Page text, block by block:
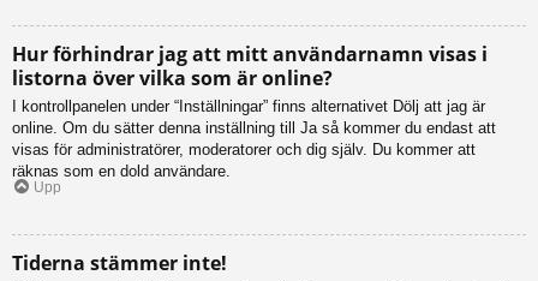
Hur förhindrar jag att mitt användarnamn visas i
listorna över vilka som är online?
I kontrollpanelen under “Inställningar” finns alternativet Dölj att jag är
online. Om du sätter denna inställning till Ja så kommer du endast att
visas för administratörer, moderatorer och dig själv. Du kommer att
räknas som en dold användare.
Upp
Tiderna stämmer inte!